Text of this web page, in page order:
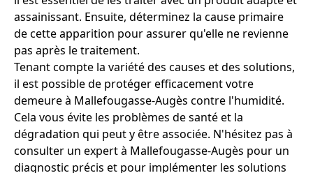
assainissant. Ensuite, déterminez la cause primaire
de cette apparition pour assurer qu'elle ne revienne
pas après le traitement.
Tenant compte la variété des causes et des solutions,
il est possible de protéger efficacement votre
demeure à Mallefougasse-Augès contre l'humidité.
Cela vous évite les problèmes de santé et la
dégradation qui peut y être associée. N'hésitez pas à
consulter un expert à Mallefougasse-Augès pour un
diagnostic précis et pour implémenter les solutions